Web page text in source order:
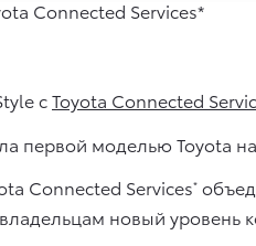
сToyota Connected
первой моделью
Connected Services*
новый уровень